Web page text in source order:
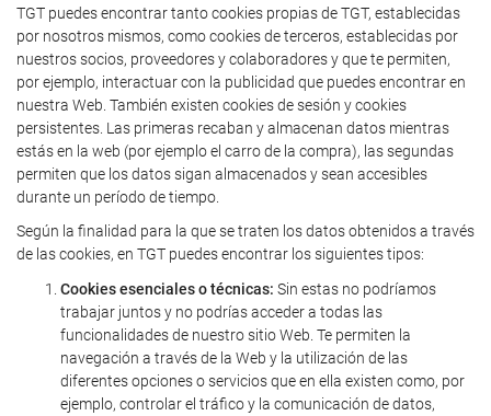
TGT puedes encontrar tanto cookies propias de TGT, establecidas
por nosotros mismos, como cookies de terceros, establecidas por
nuestros socios, proveedores y colaboradores y que te permiten,
por ejemplo, interactuar con la publicidad que puedes encontrar en
nuestra Web. También existen cookies de sesión y cookies
persistentes. Las primeras recaban y almacenan datos mientras
estás en la web (por ejemplo el carro de la compra), las segundas
permiten que los datos sigan almacenados y sean accesibles
durante un período de tiempo.
Según la finalidad para la que se traten los datos obtenidos a través
de las cookies, en TGT puedes encontrar los siguientes tipos:
Cookies esenciales o técnicas: Sin estas no podríamos
trabajar juntos y no podrías acceder a todas las
funcionalidades de nuestro sitio Web. Te permiten la
navegación a través de la Web y la utilización de las
diferentes opciones o servicios que en ella existen como, por
ejemplo, controlar el tráfico y la comunicación de datos,